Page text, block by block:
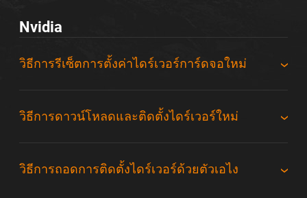
Nvidia
วิธีการรีเซ็ตการตั้งค่าไดร์เวอร์การ์ดจอใหม่
วิธีการดาวน์โหลดและติดตั้งไดร์เวอร์ใหม่
วิธีการถอดการติดตั้งไดร์เวอร์ด้วยตัวเอไง